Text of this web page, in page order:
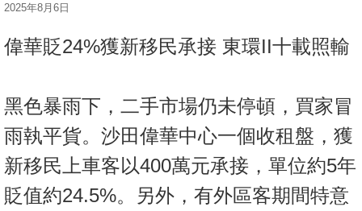
谷
按
地
產
博
客
2025年8月6日
偉華貶24%獲新移民承接 東環II十載照輸
黑色暴雨下，二手市場仍未停頓，買家冒
雨執平貨。沙田偉華中心一個收租盤，獲
新移民上車客以400萬元承接，單位約5年
貶值約24.5%。另外，有外區客期間特意